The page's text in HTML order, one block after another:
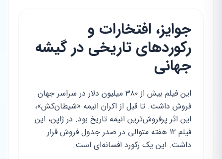
جوایز، افتخارات و
رکوردهای تاریخی در گیشه
جهانی
این فیلم بیش از ۳۸۰ میلیون دلار در سراسر جهان
فروش داشت. تا قبل از اکران انیمه «شیطان‌کش»،
این اثر پرفروش‌ترین انیمه تاریخ بود. در ژاپن، این
فیلم ۱۲ هفته متوالی در صدر جدول فروش قرار
داشت. این یک رکورد افسانه‌ای است.